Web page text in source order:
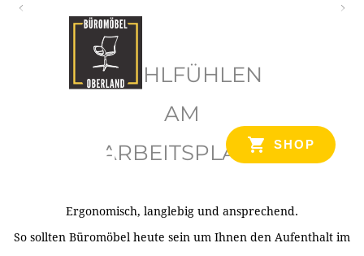
SHOP
WOHLFÜHLEN
AM
ARBEITSPLATZ
Ergonomisch, langlebig und ansprechend.
So sollten Büromöbel heute sein um Ihnen den Aufenthalt im